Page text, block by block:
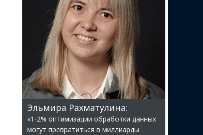
Эльмира Рахматулина:
«1-2% оптимизации обработки данных
могут превратиться в миллиарды